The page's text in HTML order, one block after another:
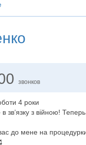
звонков
4 роки
зв’язку з війною!
до мене на